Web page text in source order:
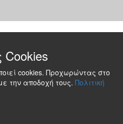
Cookies
cookies. Προχωρώντας στο
την αποδοχή τους. Πολιτική